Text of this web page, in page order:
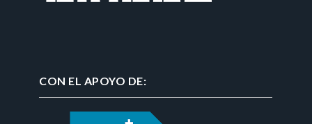
CON EL APOYO DE: